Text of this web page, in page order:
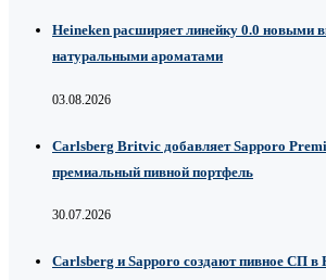
Heineken расширяет линейку 0.0 новыми
натуральными ароматами
03.08.2026
Carlsberg Britvic добавляет Sapporo
премиальный пивной портфель
30.07.2026
Carlsberg и Sapporo создают пивное СП